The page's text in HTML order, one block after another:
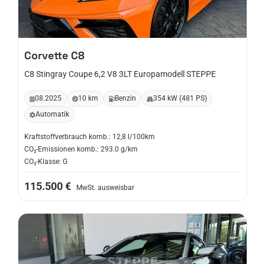
Corvette C8
C8 Stingray Coupe 6,2 V8 3LT Europamodell STEPPE
08.2025 10 km Benzin
354 kW (481 PS)
Automatik
Kraftstoffverbrauch komb.: 12,8 l/100km
CO₂-Emissionen komb.: 293.0 g/km
CO₂-Klasse: G
115.500 € MwSt. ausweisbar